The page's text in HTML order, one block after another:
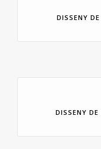
DISSENY DE
DISSENY DE